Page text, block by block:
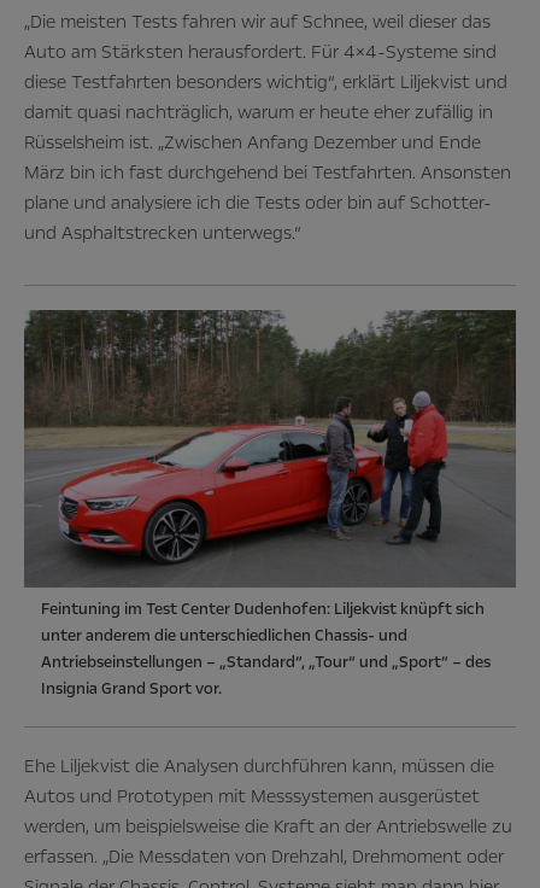
„Die meisten Tests fahren wir auf Schnee, weil dieser das
Auto am Stärksten herausfordert. Für 4×4-Systeme sind
diese Testfahrten besonders wichtig“, erklärt Liljekvist und
damit quasi nachträglich, warum er heute eher zufällig in
Rüsselsheim ist. „Zwischen Anfang Dezember und Ende
März bin ich fast durchgehend bei Testfahrten. Ansonsten
plane und analysiere ich die Tests oder bin auf Schotter-
und Asphaltstrecken unterwegs.“
Feintuning im Test Center Dudenhofen: Liljekvist knüpft sich
unter anderem die unterschiedlichen Chassis- und
Antriebseinstellungen – „Standard“, „Tour“ und „Sport“ – des
Insignia Grand Sport vor.
Ehe Liljekvist die Analysen durchführen kann, müssen die
Autos und Prototypen mit Messsystemen ausgerüstet
werden, um beispielsweise die Kraft an der Antriebswelle zu
erfassen. „Die Messdaten von Drehzahl, Drehmoment oder